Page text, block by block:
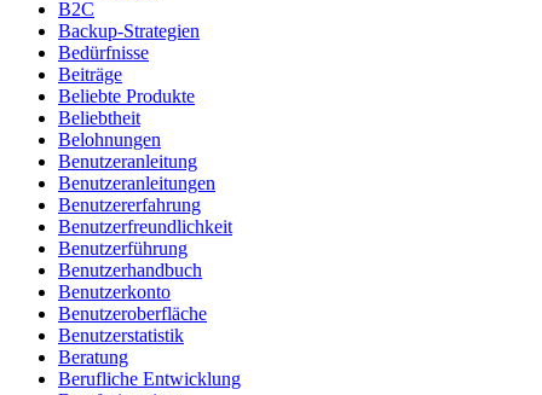
B2C
Backup-Strategien
Bedürfnisse
Beiträge
Beliebte Produkte
Beliebtheit
Belohnungen
Benutzeranleitung
Benutzeranleitungen
Benutzererfahrung
Benutzerfreundlichkeit
Benutzerführung
Benutzerhandbuch
Benutzerkonto
Benutzeroberfläche
Benutzerstatistik
Beratung
Berufliche Entwicklung